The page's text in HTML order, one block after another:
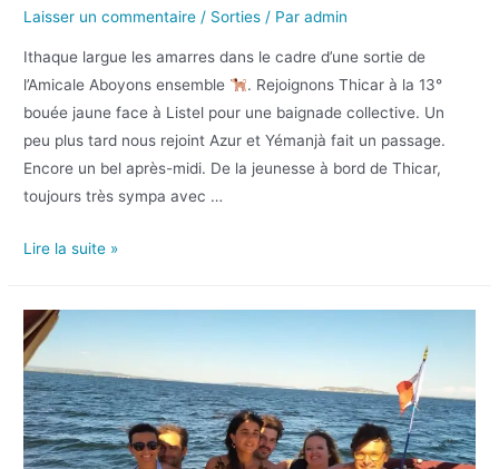
Laisser un commentaire / Sorties / Paradmin
Ithaque largue les amarres dans le cadre d’une sortie de
l’Amicale Aboyons ensemble
. Rejoignons Thicar à la 13°
bouée jaune face à Listel pour une baignade collective. Un
peu plus tard nous rejoint Azur et Yémanjà fait un passage.
Encore un bel après-midi. De la jeunesse à bord de Thicar,
toujours très sympa avec …
Lire la suite »